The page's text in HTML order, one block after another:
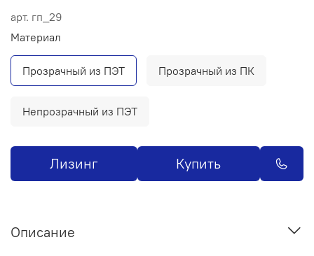
арт. гп_29
Лизинг Купить
Материал
Прозрачный из ПЭТ Прозрачный из ПК
Непрозрачный из ПЭТ
Описание